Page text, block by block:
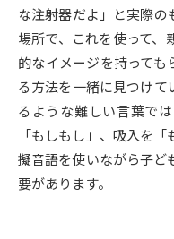
オープンキャンパス検索
来場型・Web型イベント特集
受験準
な注射器だよ」と実際
場所で、これを使って、
的なイメージを持っても
る方法を一緒に見つけ
るような難しい言葉で
「もしもし」、吸入を
擬音語を使いながら子ど
要があります。